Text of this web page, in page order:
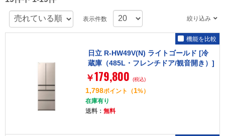
表示件数 絞り込み
日立 R-HW49V(N) ライトゴールド [冷
蔵庫（485L・フレンチドア/観音開き）]
￥179,800 (税込)
1,798ポイント （1%）
在庫有り
送料： 無料
機能を比較